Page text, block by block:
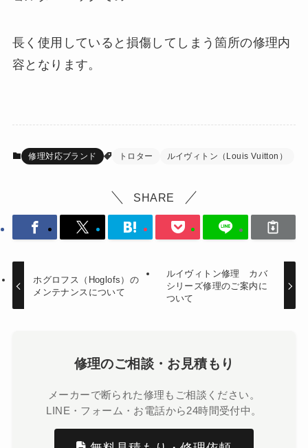
長く使用していると損傷してしまう箇所の修理内
容となります。
修理対応ブランド トロター ルイヴィトン（Louis Vuitton）
SHARE
ホグロフス（Hoglofs）の
メンテナンスについて
ルイヴィトン修理 カバ
シリーズ修理のご案内に
ついて
修理のご相談・お見積もり
メーカーで断られた修理もご相談ください。
LINE・フォーム・お電話から24時間受付中。